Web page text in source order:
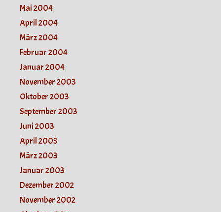
Mai 2004
April 2004
März 2004
Februar 2004
Januar 2004
November 2003
Oktober 2003
September 2003
Juni 2003
April 2003
März 2003
Januar 2003
Dezember 2002
November 2002